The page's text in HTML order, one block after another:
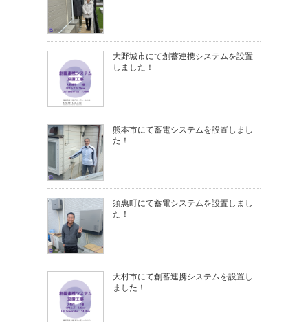
大野城市にて創蓄連携システムを設置
しました！
熊本市にて蓄電システムを設置しまし
た！
須惠町にて蓄電システムを設置しまし
た！
大村市にて創蓄連携システムを設置し
ました！